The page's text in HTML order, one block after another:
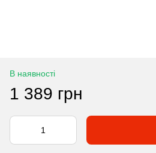
В наявності
1 389 грн